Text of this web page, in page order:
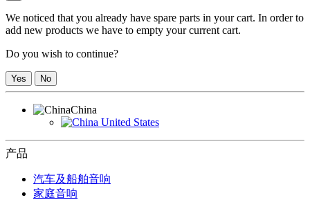
We noticed that you already have spare parts in your cart. In order to
add new products we have to empty your current cart.
Do you wish to continue?
Yes No
China
United States
产品
汽车及船舶音响
家庭音响